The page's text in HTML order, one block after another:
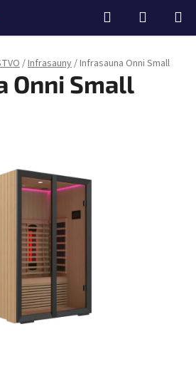
Hľadať
KOŠÍK
/Infrasauny/Infrasauna Onni Small
Onni Small